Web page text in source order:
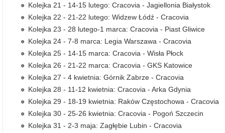
Kolejka 21 - 14-15 lutego: Cracovia - Jagiellonia Białystok
Kolejka 22 - 21-22 lutego: Widzew Łódź - Cracovia
Kolejka 23 - 28 lutego-1 marca: Cracovia - Piast Gliwice
Kolejka 24 - 7-8 marca: Legia Warszawa - Cracovia
Kolejka 25 - 14-15 marca: Cracovia - Wisła Płock
Kolejka 26 - 21-22 marca: Cracovia - GKS Katowice
Kolejka 27 - 4 kwietnia: Górnik Zabrze - Cracovia
Kolejka 28 - 11-12 kwietnia: Cracovia - Arka Gdynia
Kolejka 29 - 18-19 kwietnia: Raków Częstochowa - Cracovia
Kolejka 30 - 25-26 kwietnia: Cracovia - Pogoń Szczecin
Kolejka 31 - 2-3 maja: Zagłębie Lubin - Cracovia